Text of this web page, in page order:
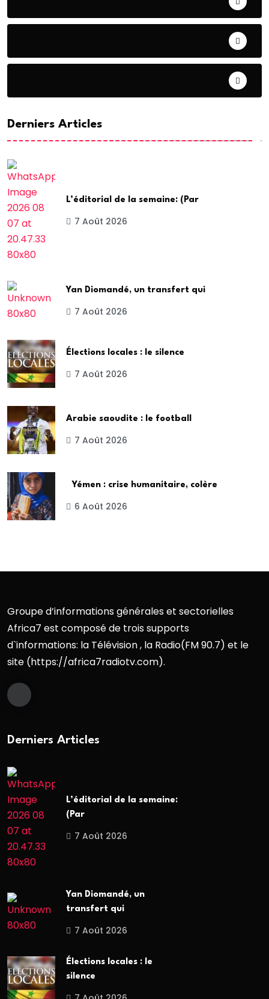
Derniers Articles
L’éditorial de la semaine: (Par
7 Août 2026
Yan Diomandé, un transfert qui
7 Août 2026
Élections locales : le silence
7 Août 2026
Arabie saoudite : le football
7 Août 2026
Yémen : crise humanitaire, colère
6 Août 2026
Groupe d’informations générales et sectorielles
Africa7 est composé de trois supports
d`informations: la Télévision , la Radio(FM 90.7) et le
site (https://africa7radiotv.com).
Derniers Articles
L’éditorial de la semaine:
(Par
7 Août 2026
Yan Diomandé, un
transfert qui
7 Août 2026
Élections locales : le
silence